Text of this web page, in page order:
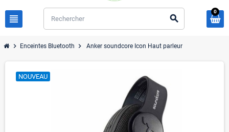
view_headline search
0
chevron_right Enceintes Bluetooth chevron_right Anker soundcore Icon Haut parleur
NOUVEAU